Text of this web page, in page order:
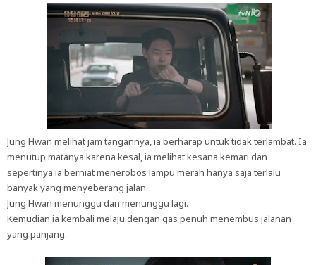
Jung Hwan melihat jam tangannya, ia berharap untuk tidak terlambat. Ia
menutup matanya karena kesal, ia melihat kesana kemari dan
sepertinya ia berniat menerobos lampu merah hanya saja terlalu
banyak yang menyeberang jalan.
Jung Hwan menunggu dan menunggu lagi.
Kemudian ia kembali melaju dengan gas penuh menembus jalanan
yang panjang.